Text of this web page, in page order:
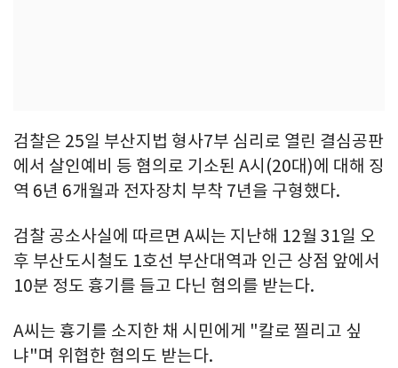
검찰은 25일 부산지법 형사7부 심리로 열린 결심공판
에서 살인예비 등 혐의로 기소된 A시(20대)에 대해 징
역 6년 6개월과 전자장치 부착 7년을 구형했다.
검찰 공소사실에 따르면 A씨는 지난해 12월 31일 오
후 부산도시철도 1호선 부산대역과 인근 상점 앞에서
10분 정도 흉기를 들고 다닌 혐의를 받는다.
A씨는 흉기를 소지한 채 시민에게 "칼로 찔리고 싶
냐"며 위협한 혐의도 받는다.